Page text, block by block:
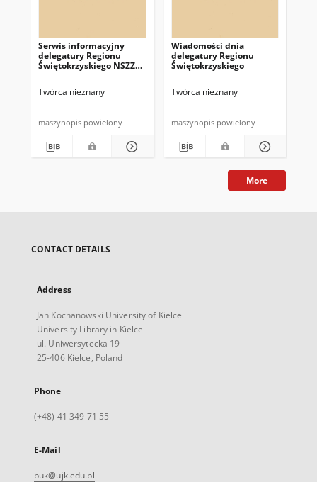
Serwis informacyjny
delegatury Regionu
Świętokrzyskiego NSZZ
Twórca nieznany
maszynopis powielony
Wiadomości dnia
delegatury Regionu
Świętokrzyskiego
Twórca nieznany
maszynopis powielony
More
CONTACT DETAILS
Address
Jan Kochanowski University of Kielce
University Library in Kielce
ul. Uniwersytecka 19
25-406 Kielce, Poland
Phone
(+48) 41 349 71 55
E-Mail
buk@ujk.edu.pl